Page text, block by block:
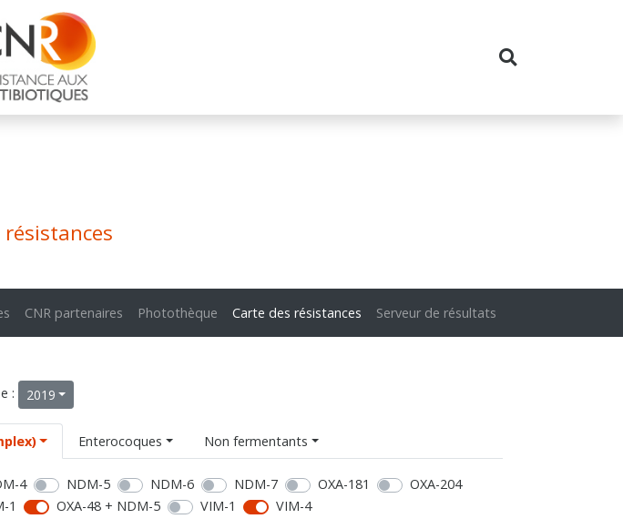
CNR partenaires Photothèque Carte des résistances Serveur de résultats
: 2019
Enterocoques Non fermentants
4 NDM-5 NDM-6 NDM-7 OXA-181
OXA-204
1 OXA-48 + NDM-5 VIM-1 VIM-4